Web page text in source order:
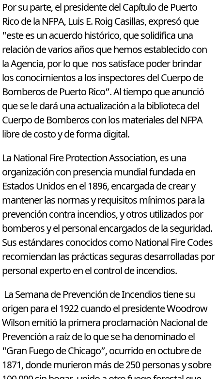
Por su parte, el presidente del Capítulo de Puerto
Rico de la NFPA, Luis E. Roig Casillas, expresó que
"este es un acuerdo histórico, que solidifica una
relación de varios años que hemos establecido con
la Agencia, por lo que nos satisface poder brindar
los conocimientos a los inspectores del Cuerpo de
Bomberos de Puerto Rico”. Al tiempo que anunció
que se le dará una actualización a la biblioteca del
Cuerpo de Bomberos con los materiales del NFPA
libre de costo y de forma digital.
La National Fire Protection Association, es una
organización con presencia mundial fundada en
Estados Unidos en el 1896, encargada de crear y
mantener las normas y requisitos mínimos para la
prevención contra incendios, y otros utilizados por
bomberos y el personal encargados de la seguridad.
Sus estándares conocidos como National Fire Codes
recomiendan las prácticas seguras desarrolladas por
personal experto en el control de incendios.
La Semana de Prevención de Incendios tiene su
origen para el 1922 cuando el presidente Woodrow
Wilson emitió la primera proclamación Nacional de
Prevención a raíz de lo que se ha denominado el
"Gran Fuego de Chicago”, ocurrido en octubre de
1871, donde murieron más de 250 personas y sobre